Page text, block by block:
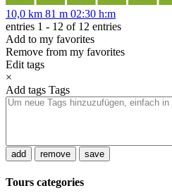
10,0 km 81 m 02:30 h:m
entries 1 - 12 of 12 entries
Add to my favorites
Remove from my favorites
Edit tags
×
Add tags Tags
add remove save
Tours categories